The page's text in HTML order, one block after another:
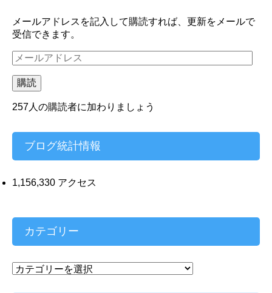
メールアドレスを記入して購読すれば、更新をメールで
受信できます。
メ
ー
ル
ア
ド
ス
購読
257人の購読者に加わりましょう
ブログ統計情報
1,156,330 アクセス
カテゴリー
カ